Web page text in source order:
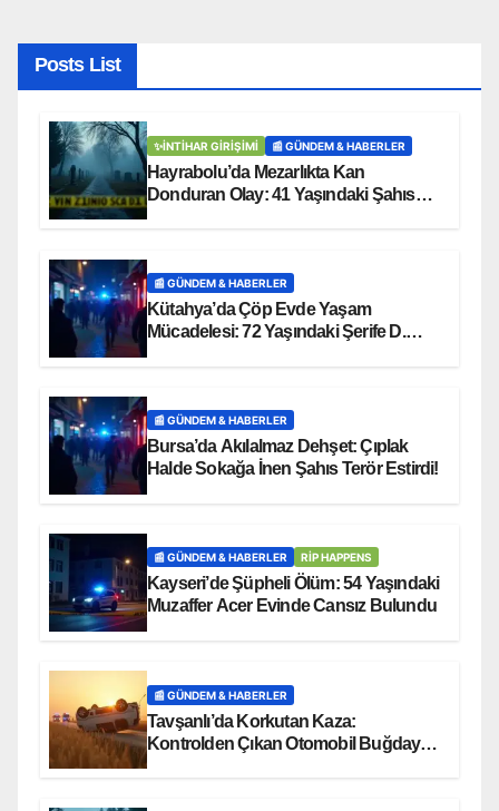
Posts List
✨İNTIHAR GIRIŞIMI 📰 GÜNDEM & HABERLER
Hayrabolu’da Mezarlıkta Kan
Donduran Olay: 41 Yaşındaki Şahıs
📰 GÜNDEM & HABERLER
Kütahya’da Çöp Evde Yaşam
Mücadelesi: 72 Yaşındaki Şerife D.
📰 GÜNDEM & HABERLER
Bursa’da Akılalmaz Dehşet: Çıplak
Halde Sokağa İnen Şahıs Terör Estirdi!
📰 GÜNDEM & HABERLER RİP HAPPENS
Kayseri’de Şüpheli Ölüm: 54 Yaşındaki
Muzaffer Acer Evinde Cansız Bulundu
📰 GÜNDEM & HABERLER
Tavşanlı’da Korkutan Kaza:
Kontrolden Çıkan Otomobil Buğday